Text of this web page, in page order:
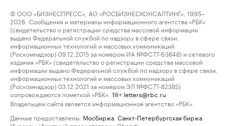
© ООО «БИЗНЕСПРЕСС», АО «РОСБИЗНЕСКОНСАЛТИНГ», 1995–
2026. Сообщения и материалы информационного агентства «РБК»
(свидетельство о регистрации средства массовой информации
выдано Федеральной службой по надзору в сфере связи,
информационных технологий и массовых коммуникаций
(Роскомнадзор) 09.12.2015 за номером ИА №ФС77-63848) и сетевого
издания «РБК» (свидетельство о регистрации средства массовой
информации выдано Федеральной службой по надзору в сфере связи,
информационных технологий и массовых коммуникаций
(Роскомнадзор) 03.12.2021 за номером ЭЛ №ФС77-82385)
сопровождаются пометкой «РБК».
18+ letters@rbc.ru
Владельцем сайта является информационное агентство «РБК».
Данные предоставлены: Мосбиржа Санкт-Петербургская биржа